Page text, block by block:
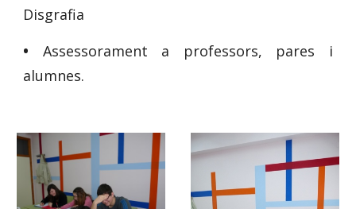
Disgrafia
• Assessorament a professors, pares i
alumnes.